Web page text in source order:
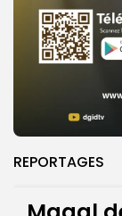
REPORTAGES